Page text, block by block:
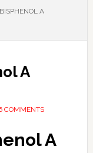
A
A
COMMENTS
A